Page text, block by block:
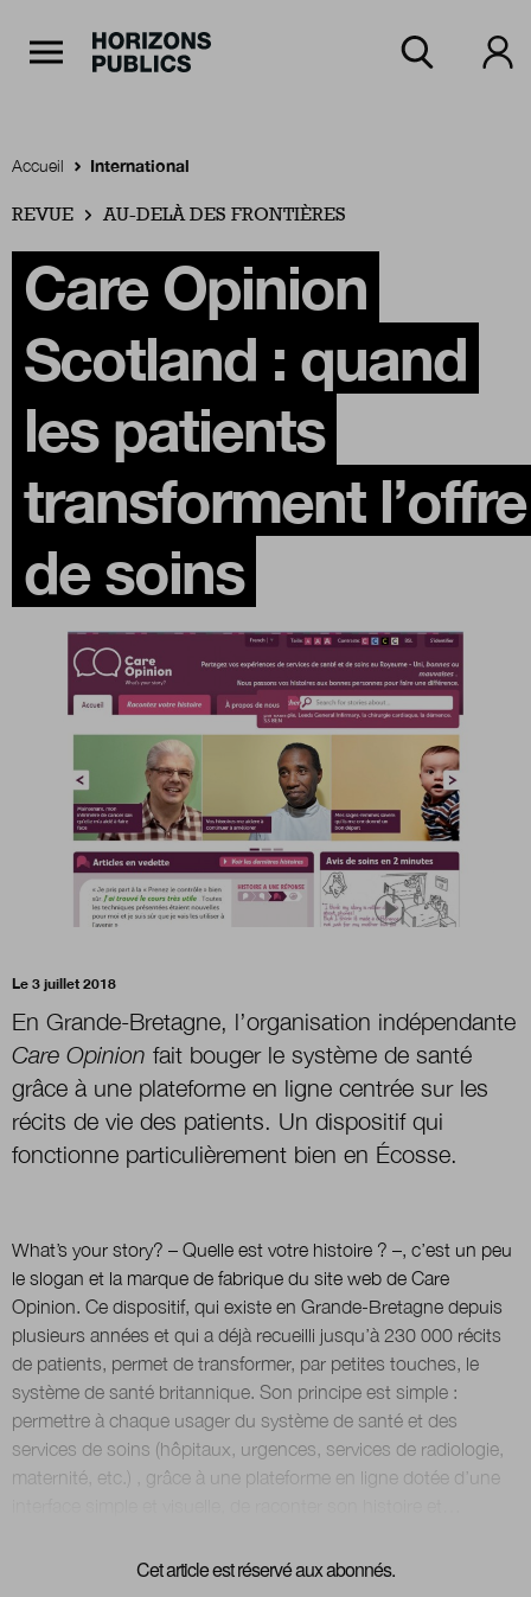
Accueil
Rubriques
Numéros
Boutique
Qui sommes-nous ?
Nous contacter
Newsletter
Renseignez votre email afin de suivre l'actualité
Nous suivre sur Twittersur LinkedIn
Accueil International
REVUE AU-DELÀ DES FRONTIÈRES
Care Opinion
Scotland : quand
les patients
transforment l’offre
de soins
Le 3 juillet 2018
En Grande-Bretagne, l’organisation indépendante
Care Opinion fait bouger le système de santé
grâce à une plateforme en ligne centrée sur les
récits de vie des patients. Un dispositif qui
fonctionne particulièrement bien en Écosse.
What’s your story? – Quelle est votre histoire ? –, c’est un peu
le slogan et la marque de fabrique du site web de Care
Opinion. Ce dispositif, qui existe en Grande-Bretagne depuis
plusieurs années et qui a déjà recueilli jusqu’à 230 000 récits
de patients, permet de transformer, par petites touches, le
système de santé britannique. Son principe est simple :
permettre à chaque usager du système de santé et des
services de soins (hôpitaux, urgences, services de radiologie,
maternité, etc.) , grâce à une plateforme en ligne dotée d’une
Cet article est réservé aux abonnés.